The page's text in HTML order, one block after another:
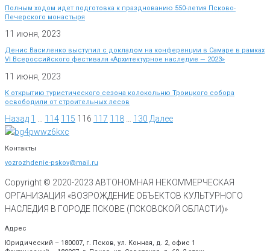
Полным ходом идет подготовка к празднованию 550-летия Псково-
Печерского монастыря
11 июня, 2023
Денис Василенко выступил с докладом на конференции в Самаре в рамках
VI Всероссийского фестиваля «Архитектурное наследие — 2023»
11 июня, 2023
К открытию туристического сезона колокольню Троицкого собора
освободили от строительных лесов
Назад 1 114 115 116 117 118 130 Далее
Контакты
vozrozhdenie-pskov@mail.ru
Copyright © 2020-2023 АВТОНОМНАЯ НЕКОММЕРЧЕСКАЯ
ОРГАНИЗАЦИЯ «ВОЗРОЖДЕНИЕ ОБЪЕКТОВ КУЛЬТУРНОГО
НАСЛЕДИЯ В ГОРОДЕ ПСКОВЕ (ПСКОВСКОЙ ОБЛАСТИ)»
Адрес
Юридический – 180007, г. Псков, ул. Конная, д. 2, офис 1